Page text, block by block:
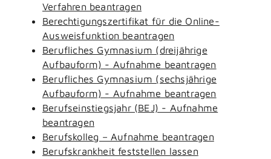
Verfahren beantragen
Berechtigungszertifikat für die Online-
Ausweisfunktion beantragen
Berufliches Gymnasium (dreijährige
Aufbauform) - Aufnahme beantragen
Berufliches Gymnasium (sechsjährige
Aufbauform) - Aufnahme beantragen
Berufseinstiegsjahr (BEJ) - Aufnahme
beantragen
Berufskolleg – Aufnahme beantragen
Berufskrankheit feststellen lassen